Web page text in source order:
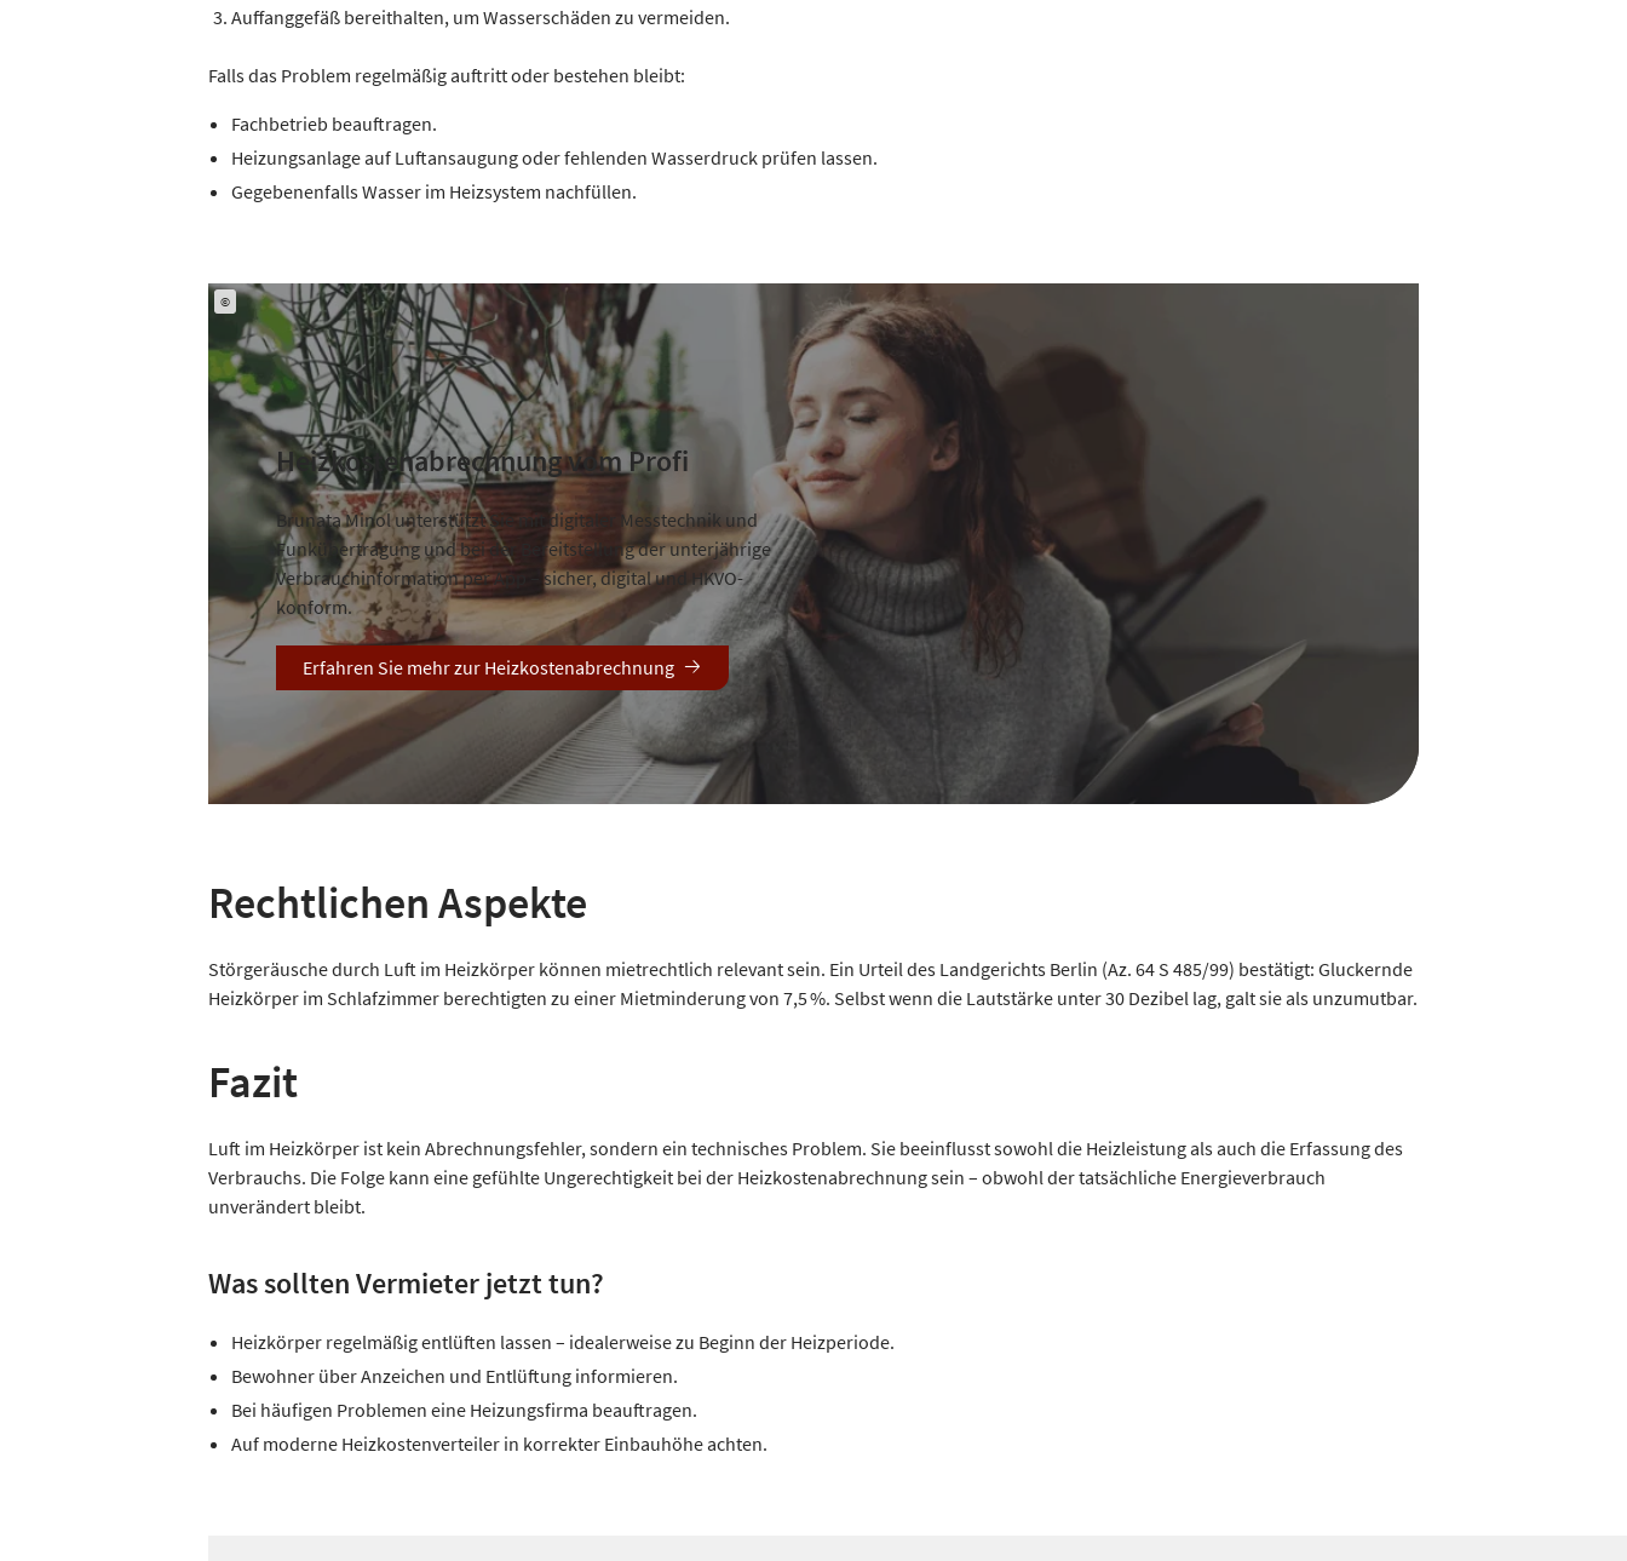
Auffanggefäß bereithalten, um Wasserschäden zu vermeiden.
Falls das Problem regelmäßig auftritt oder bestehen bleibt:
Fachbetrieb beauftragen.
Heizungsanlage auf Luftansaugung oder fehlenden Wasserdruck prüfen lassen.
Gegebenenfalls Wasser im Heizsystem nachfüllen.
©
Heizkostenabrechnung vom Profi
Brunata Minol unterstützt Sie mit digitaler Messtechnik und
Funkübertragung und bei der Bereitstellung der unterjährige
Verbrauchinformation per App – sicher, digital und HKVO-
konform.
Erfahren Sie mehr zur Heizkostenabrechnung
Rechtlichen Aspekte
Störgeräusche durch Luft im Heizkörper können mietrechtlich relevant sein. Ein Urteil des Landgerichts Berlin (Az. 64 S 485/99) bestätigt: Gluckernde
Heizkörper im Schlafzimmer berechtigten zu einer Mietminderung von 7,5 %. Selbst wenn die Lautstärke unter 30 Dezibel lag, galt sie als unzumutbar.
Fazit
Luft im Heizkörper ist kein Abrechnungsfehler, sondern ein technisches Problem. Sie beeinflusst sowohl die Heizleistung als auch die Erfassung des
Verbrauchs. Die Folge kann eine gefühlte Ungerechtigkeit bei der Heizkostenabrechnung sein – obwohl der tatsächliche Energieverbrauch
unverändert bleibt.
Was sollten Vermieter jetzt tun?
Heizkörper regelmäßig entlüften lassen – idealerweise zu Beginn der Heizperiode.
Bewohner über Anzeichen und Entlüftung informieren.
Bei häufigen Problemen eine Heizungsfirma beauftragen.
Auf moderne Heizkostenverteiler in korrekter Einbauhöhe achten.